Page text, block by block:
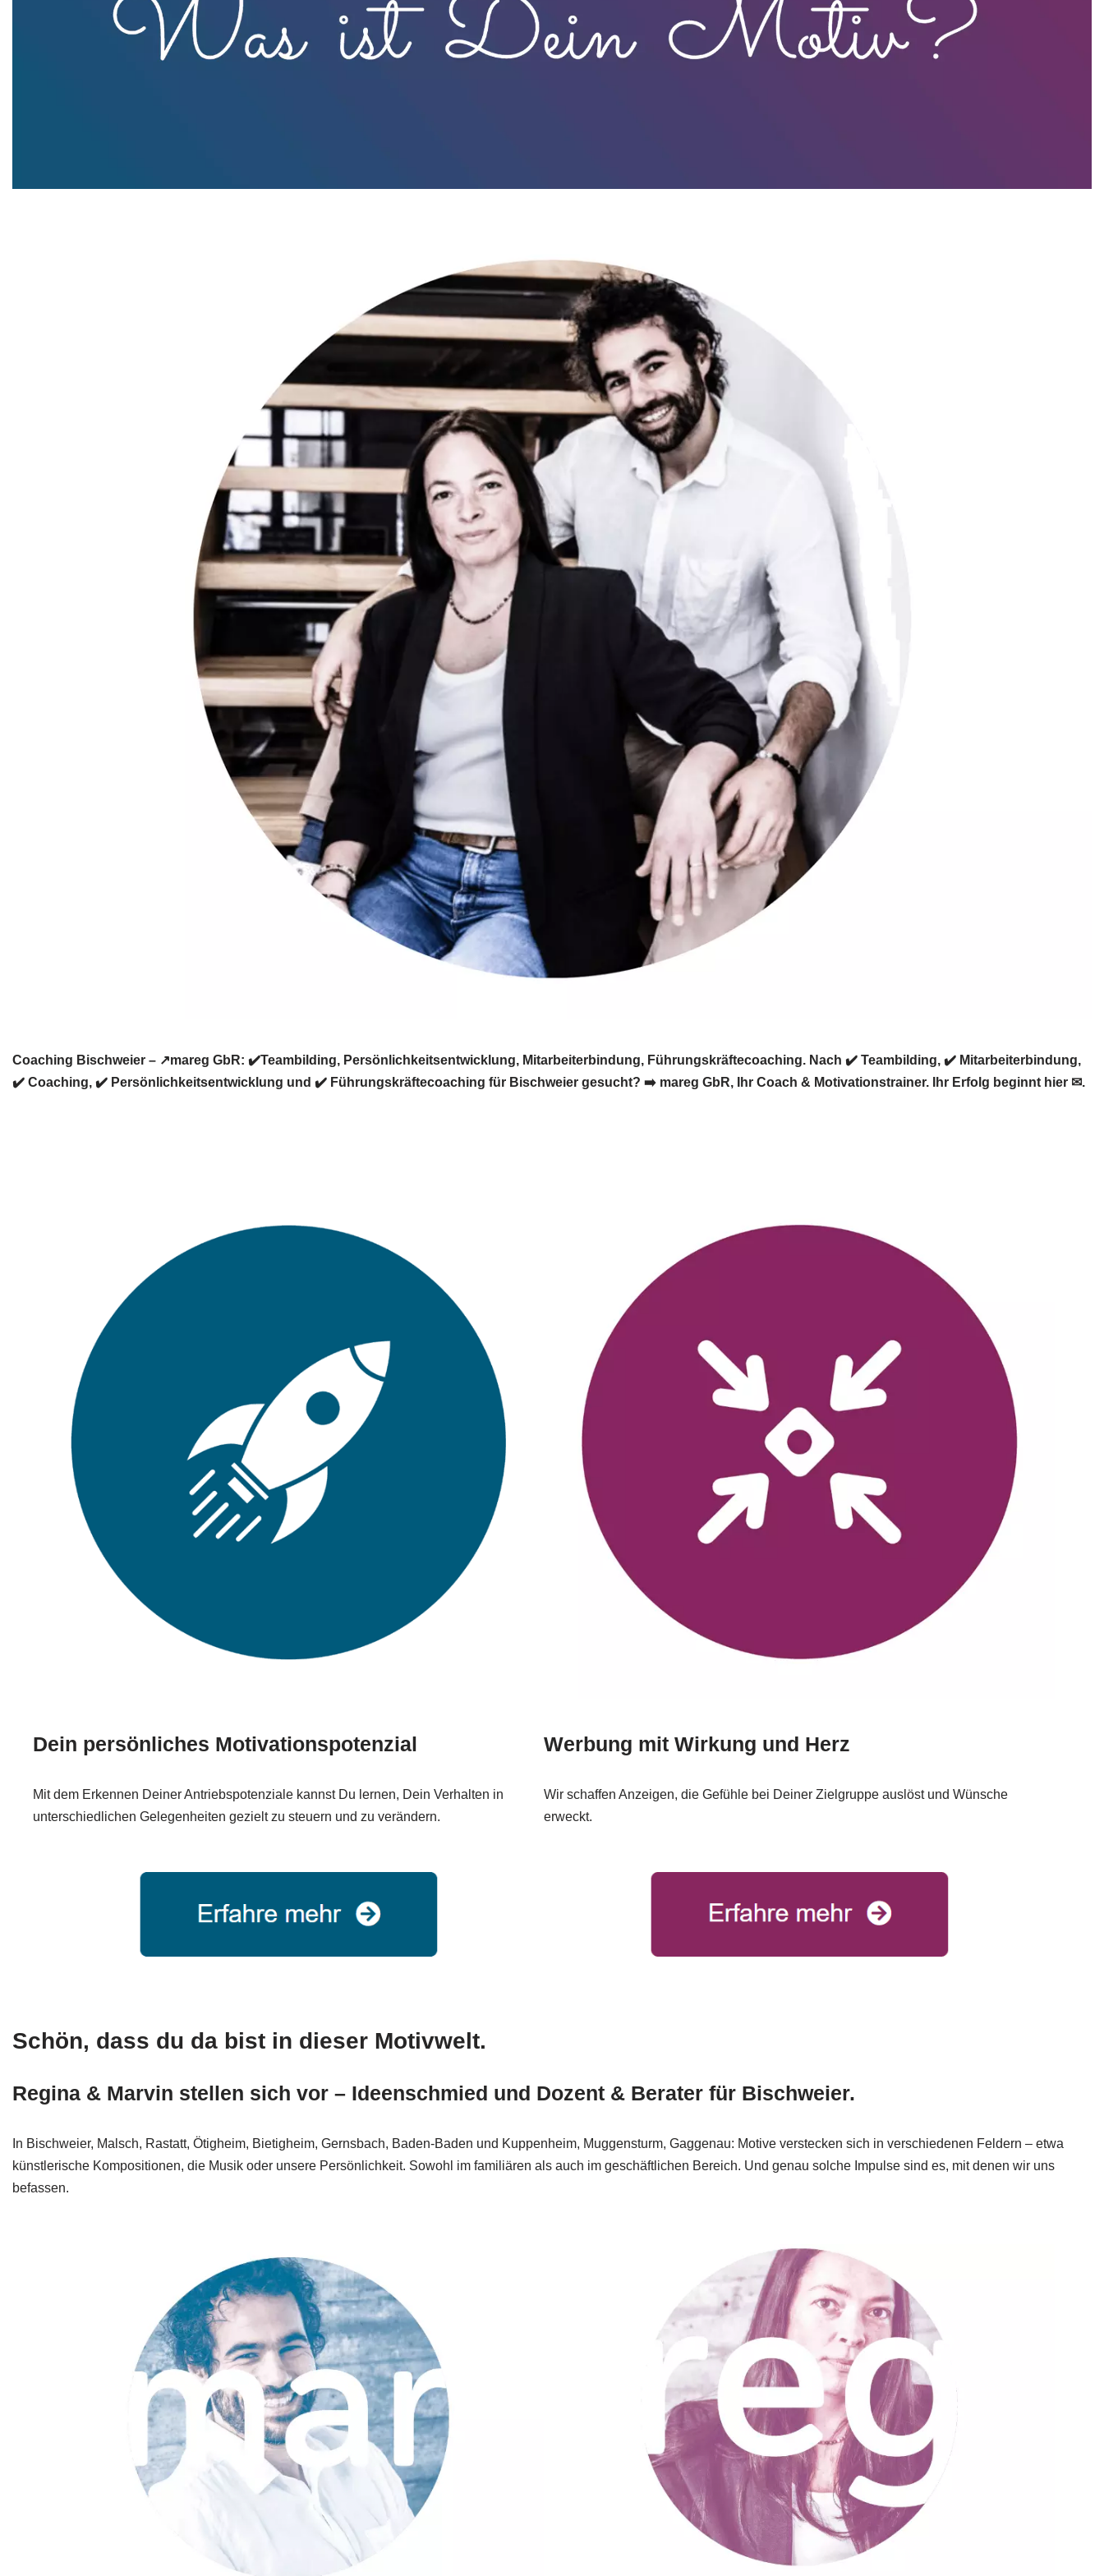
Coaching Bischweier – ↗️mareg GbR: ✔️Teambilding, Persönlichkeitsentwicklung, Mitarbeiterbindung, Führungskräftecoaching. Nach ✔️ Teambilding, ✔️ Mitarbeiterbindung,
✔️ Coaching, ✔️ Persönlichkeitsentwicklung und ✔️ Führungskräftecoaching für Bischweier gesucht? ➡️ mareg GbR, Ihr Coach & Motivationstrainer. Ihr Erfolg beginnt hier ✉.
Dein persönliches Motivationspotenzial
Mit dem Erkennen Deiner Antriebspotenziale kannst Du lernen, Dein Verhalten in
unterschiedlichen Gelegenheiten gezielt zu steuern und zu verändern.
Werbung mit Wirkung und Herz
Wir schaffen Anzeigen, die Gefühle bei Deiner Zielgruppe auslöst und Wünsche
erweckt.
Schön, dass du da bist in dieser Motivwelt.
Regina & Marvin stellen sich vor – Ideenschmied und Dozent & Berater für Bischweier.
In Bischweier, Malsch, Rastatt, Ötigheim, Bietigheim, Gernsbach, Baden-Baden und Kuppenheim, Muggensturm, Gaggenau: Motive verstecken sich in verschiedenen Feldern – etwa
künstlerische Kompositionen, die Musik oder unsere Persönlichkeit. Sowohl im familiären als auch im geschäftlichen Bereich. Und genau solche Impulse sind es, mit denen wir uns
befassen.